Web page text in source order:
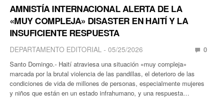
AMNISTÍA INTERNACIONAL ALERTA DE LA
«MUY COMPLEJA» DISASTER EN HAITÍ Y LA
INSUFICIENTE RESPUESTA
DEPARTAMENTO EDITORIAL 05/25/2026 0
Santo Domingo.- Haití atraviesa una situación «muy compleja»
marcada por la brutal violencia de las pandillas, el deterioro de las
condiciones de vida de millones de personas, especialmente mujeres
y niños que están en un estado infrahumano, y una respuesta…